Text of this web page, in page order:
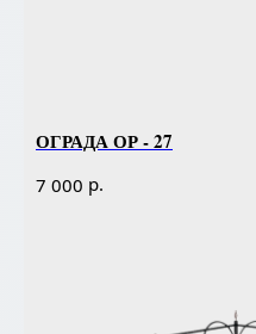
ОГРАДА ОР - 27
7 000 р.